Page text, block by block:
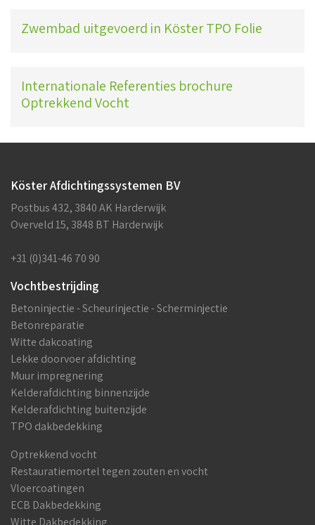
Zwembad uitgevoerd in Köster TPO Folie
Internationale Referenties brochure
Optrekkend Vocht
Köster Afdichtingssystemen BV
Postbus 432, 3840 AK Harderwijk
Overveld 15, 3848 BT Harderwijk
+31 (0)341-46 70 90
Vochtbestrijding
Betoninjectie - Scheurinjectie - Scherminjectie
Betonreparatie
Witte dakcoating
Lekke doorvoer afdichting
Muur impregnering
Kelderafdichting binnenzijde
Kelderafdichting buitenzijde
TPO dakbedekking
Optrekkend vocht
Restauratiemortel tegen zouten en vocht
Vloercoatingen
ECB Dakbedekking
Witte Dakbedekking